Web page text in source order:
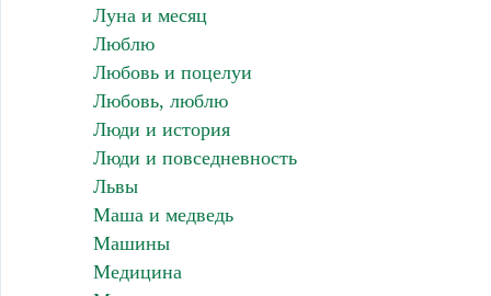
Луна и месяц
Люблю
Любовь и поцелуи
Любовь, люблю
Люди и история
Люди и повседневность
Львы
Маша и медведь
Машины
Медицина